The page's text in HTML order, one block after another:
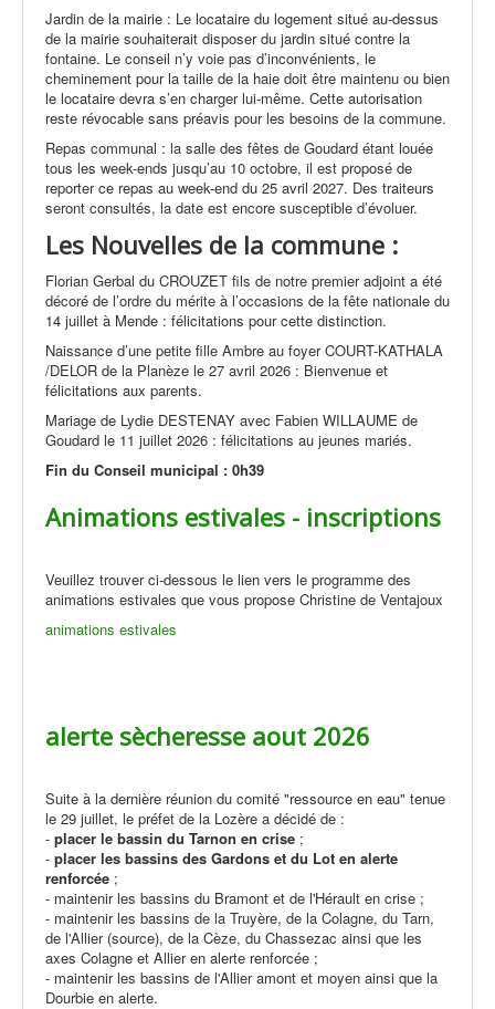
Jardin de la mairie : Le locataire du logement situé au-dessus
de la mairie souhaiterait disposer du jardin situé contre la
fontaine. Le conseil n’y voie pas d’inconvénients, le
cheminement pour la taille de la haie doit être maintenu ou bien
le locataire devra s’en charger lui-même. Cette autorisation
reste révocable sans préavis pour les besoins de la commune.
Repas communal : la salle des fêtes de Goudard étant louée
tous les week-ends jusqu’au 10 octobre, il est proposé de
reporter ce repas au week-end du 25 avril 2027. Des traiteurs
seront consultés, la date est encore susceptible d’évoluer.
Les Nouvelles de la commune :
Florian Gerbal du CROUZET fils de notre premier adjoint a été
décoré de l’ordre du mérite à l’occasions de la fête nationale du
14 juillet à Mende : félicitations pour cette distinction.
Naissance d’une petite fille Ambre au foyer COURT-KATHALA
/DELOR de la Planèze le 27 avril 2026 : Bienvenue et
félicitations aux parents.
Mariage de Lydie DESTENAY avec Fabien WILLAUME de
Goudard le 11 juillet 2026 : félicitations au jeunes mariés.
Fin du Conseil municipal : 0h39
Animations estivales - inscriptions
Veuillez trouver ci-dessous le lien vers le programme des
animations estivales que vous propose Christine de Ventajoux
animations estivales
alerte sècheresse aout 2026
Suite à la dernière réunion du comité "ressource en eau" tenue
le 29 juillet, le préfet de la Lozère a décidé de :
- placer le bassin du Tarnon en crise ;
- placer les bassins des Gardons et du Lot en alerte
renforcée ;
- maintenir les bassins du Bramont et de l'Hérault en crise ;
- maintenir les bassins de la Truyère, de la Colagne, du Tarn,
de l'Allier (source), de la Cèze, du Chassezac ainsi que les
axes Colagne et Allier en alerte renforcée ;
- maintenir les bassins de l'Allier amont et moyen ainsi que la
Dourbie en alerte.